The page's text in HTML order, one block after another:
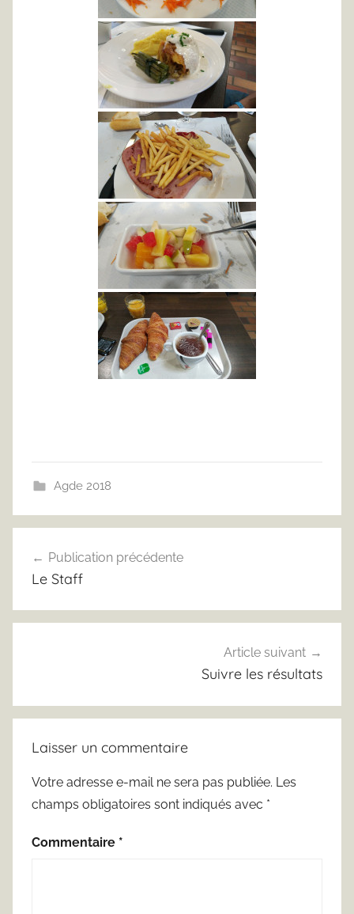
Agde 2018
de
Publication précédente
Le Staff
Article suivant
Suivre les résultats
Laisser un commentaire
Votre adresse e-mail ne sera pas publiée. Les
champs obligatoires sont indiqués avec *
Commentaire *